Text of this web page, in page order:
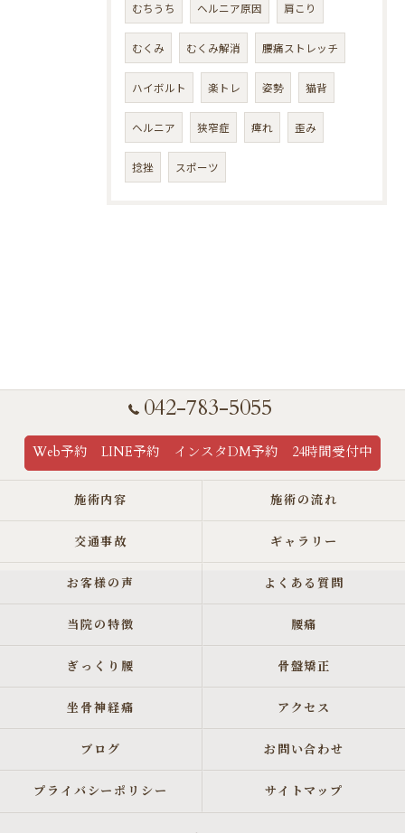
むちうち ヘルニア原因 肩こり
むくみ むくみ解消 腰痛ストレッチ
ハイボルト 楽トレ 姿勢 猫背
ヘルニア 狭窄症 痺れ 歪み
捻挫 スポーツ
042-783-5055
Web予約 LINE予約 インスタDM予約 24時間受付中
施術内容 施術の流れ
交通事故 ギャラリー
お客様の声 よくある質問
当院の特徴 腰痛
ぎっくり腰 骨盤矯正
坐骨神経痛 アクセス
ブログ お問い合わせ
プライバシーポリシー サイトマップ